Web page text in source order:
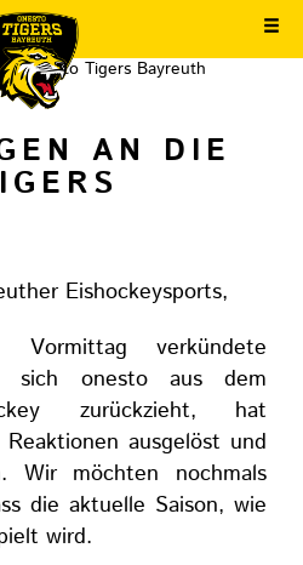
AN DIE
Eishockeysports,
verkündete
sich onesto aus dem
zurückzieht, hat
ausgelöst und
Wir möchten nochmals
die aktuelle Saison, wie
wird.